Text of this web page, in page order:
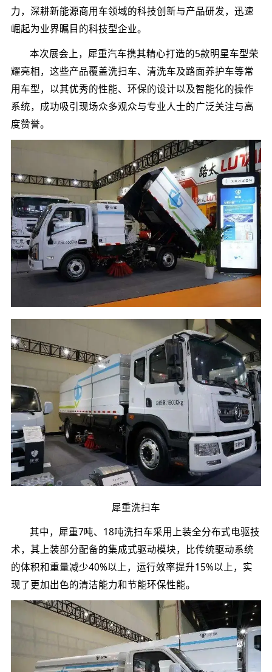
力，深耕新能源商用车领域的科技创新与产品研发，迅速
崛起为业界瞩目的科技型企业。
本次展会上，犀重汽车携其精心打造的5款明星车型荣
耀亮相，这些产品覆盖洗扫车、清洗车及路面养护车等常
用车型，以其优秀的性能、环保的设计以及智能化的操作
系统，成功吸引现场众多观众与专业人士的广泛关注与高
度赞誉。
犀重洗扫车
其中，犀重7吨、18吨洗扫车采用上装全分布式电驱技
术，其上装部分配备的集成式驱动模块，比传统驱动系统
的体积和重量减少40%以上，运行效率提升15%以上，实
现了更加出色的清洁能力和节能环保性能。